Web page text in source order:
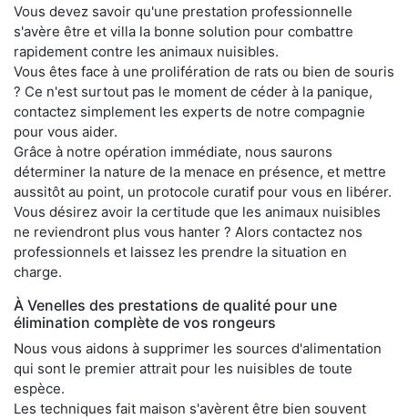
Vous devez savoir qu'une prestation professionnelle
s'avère être et villa la bonne solution pour combattre
rapidement contre les animaux nuisibles.
Vous êtes face à une prolifération de rats ou bien de souris
? Ce n'est surtout pas le moment de céder à la panique,
contactez simplement les experts de notre compagnie
pour vous aider.
Grâce à notre opération immédiate, nous saurons
déterminer la nature de la menace en présence, et mettre
aussitôt au point, un protocole curatif pour vous en libérer.
Vous désirez avoir la certitude que les animaux nuisibles
ne reviendront plus vous hanter ? Alors contactez nos
professionnels et laissez les prendre la situation en
charge.
À Venelles des prestations de qualité pour une
élimination complète de vos rongeurs
Nous vous aidons à supprimer les sources d'alimentation
qui sont le premier attrait pour les nuisibles de toute
espèce.
Les techniques fait maison s'avèrent être bien souvent